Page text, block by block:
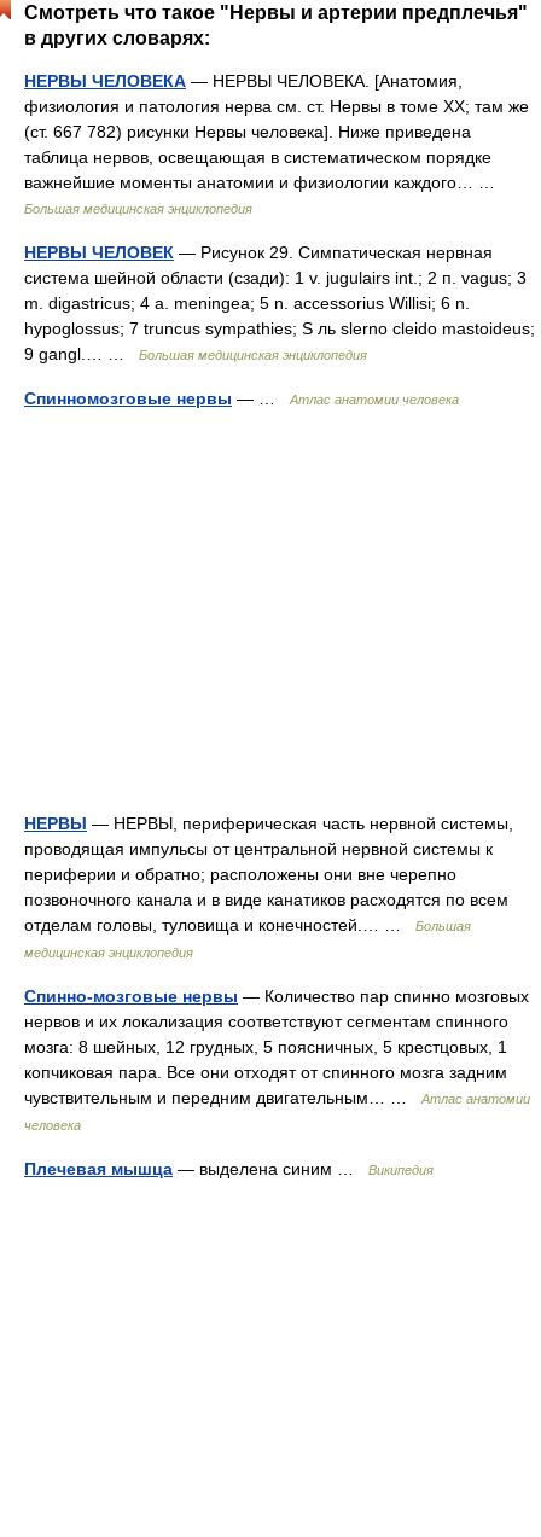
Смотреть что такое "Нервы и артерии предплечья"
в других словарях:
НЕРВЫ ЧЕЛОВЕКА — НЕРВЫ ЧЕЛОВЕКА. [Анатомия,
физиология и патология нерва см. ст. Нервы в томе XX; там же
(ст. 667 782) рисунки Нервы человека]. Ниже приведена
таблица нервов, освещающая в систематическом порядке
важнейшие моменты анатомии и физиологии каждого… …
Большая медицинская энциклопедия
НЕРВЫ ЧЕЛОВЕК — Рисунок 29. Симпатическая нервная
система шейной области (сзади): 1 v. jugulairs int.; 2 п. vagus; 3
m. digastricus; 4 a. meningea; 5 n. accessorius Willisi; 6 n.
hypoglossus; 7 truncus sympathies; S ль slerno cleido mastoideus;
9 gangl.… …
Большая медицинская энциклопедия
Спинномозговые нервы — … Атлас анатомии человека
НЕРВЫ — НЕРВЫ, периферическая часть нервной системы,
проводящая импульсы от центральной нервной системы к
периферии и обратно; расположены они вне черепно
позвоночного канала и в виде канатиков расходятся по всем
отделам головы, туловища и конечностей.… …
Большая
медицинская энциклопедия
Спинно-мозговые нервы — Количество пар спинно мозговых
нервов и их локализация соответствуют сегментам спинного
мозга: 8 шейных, 12 грудных, 5 поясничных, 5 крестцовых, 1
копчиковая пара. Все они отходят от спинного мозга задним
чувствительным и передним двигательным… …
Атлас анатомии
человека
Плечевая мышца — выделена синим … Википедия